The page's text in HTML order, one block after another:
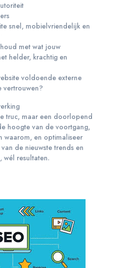
snel, mobielvriendelijk en
met wat jouw
helder, krachtig en
voldoende externe
vertrouwen?
truc, maar een doorlopend
hoogte van de voortgang,
waarom, en optimaliseer
de nieuwste trends en
wél resultaten.